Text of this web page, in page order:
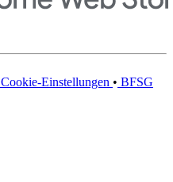
Cookie-Einstellungen • BFSG